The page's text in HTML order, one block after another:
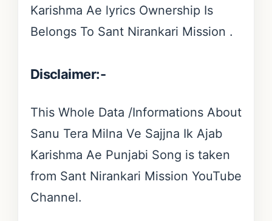
Karishma Ae lyrics Ownership Is
Belongs To Sant Nirankari Mission .
Disclaimer:-
This Whole Data /Informations About
Sanu Tera Milna Ve Sajjna Ik Ajab
Karishma Ae Punjabi Song is taken
from Sant Nirankari Mission YouTube
Channel.